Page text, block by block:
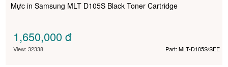
Mực in Samsung MLT D105S Black Toner Cartridge
1,650,000đ
View: 32338 Part: MLT-D105S/SEE